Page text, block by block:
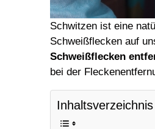
Schwitzen ist eine
Schweißflecken auf
Schweißflecken
bei der
Inhaltsverzeichnis